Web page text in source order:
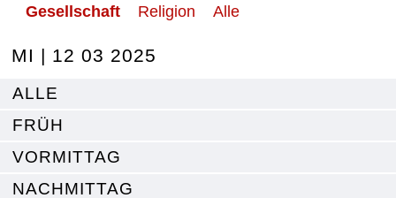
Gesellschaft
Religion Alle
MI | 12 03 2025
ALLE
FRÜH
VORMITTAG
NACHMITTAG